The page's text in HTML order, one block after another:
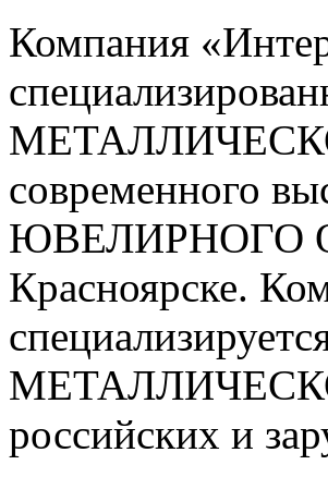
Компания
современного
ЮВЕЛИРНОГО
Красноярске.
российских и